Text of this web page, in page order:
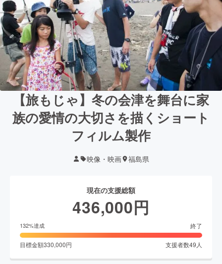
【旅もじゃ】冬の会津を舞台に家
族の愛情の大切さを描くショート
フィルム製作
映像・映画 福島県
現在の支援総額
436,000円
132%達成 終了
目標金額330,000円 支援者数49 人